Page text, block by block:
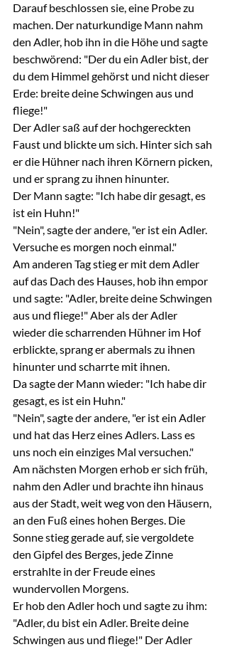
Darauf beschlossen sie, eine Probe zu
machen. Der naturkundige Mann nahm
den Adler, hob ihn in die Höhe und sagte
beschwörend: "Der du ein Adler bist, der
du dem Himmel gehörst und nicht dieser
Erde: breite deine Schwingen aus und
fliege!"
Der Adler saß auf der hochgereckten
Faust und blickte um sich. Hinter sich sah
er die Hühner nach ihren Körnern picken,
und er sprang zu ihnen hinunter.
Der Mann sagte: "Ich habe dir gesagt, es
ist ein Huhn!"
"Nein", sagte der andere, "er ist ein Adler.
Versuche es morgen noch einmal."
Am anderen Tag stieg er mit dem Adler
auf das Dach des Hauses, hob ihn empor
und sagte: "Adler, breite deine Schwingen
aus und fliege!" Aber als der Adler
wieder die scharrenden Hühner im Hof
erblickte, sprang er abermals zu ihnen
hinunter und scharrte mit ihnen.
Da sagte der Mann wieder: "Ich habe dir
gesagt, es ist ein Huhn."
"Nein", sagte der andere, "er ist ein Adler
und hat das Herz eines Adlers. Lass es
uns noch ein einziges Mal versuchen."
Am nächsten Morgen erhob er sich früh,
nahm den Adler und brachte ihn hinaus
aus der Stadt, weit weg von den Häusern,
an den Fuß eines hohen Berges. Die
Sonne stieg gerade auf, sie vergoldete
den Gipfel des Berges, jede Zinne
erstrahlte in der Freude eines
wundervollen Morgens.
Er hob den Adler hoch und sagte zu ihm:
"Adler, du bist ein Adler. Breite deine
Schwingen aus und fliege!" Der Adler